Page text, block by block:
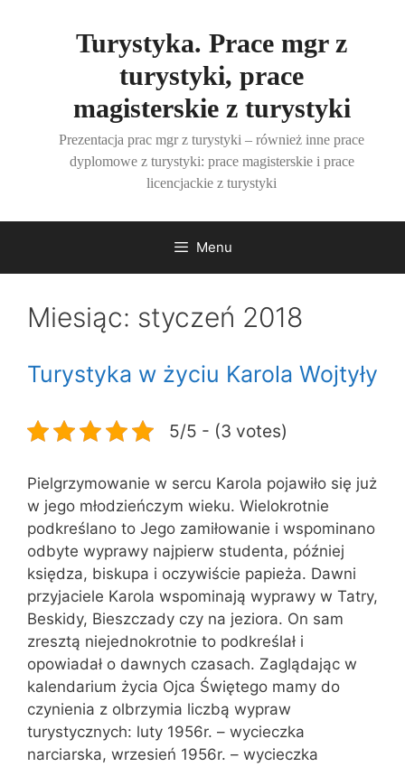
Turystyka. Prace mgr z
turystyki, prace
magisterskie z turystyki
Prezentacja prac mgr z turystyki – również inne prace
dyplomowe z turystyki: prace magisterskie i prace
licencjackie z turystyki
Menu
Miesiąc: styczeń 2018
Turystyka w życiu Karola Wojtyły
5/5 - (3 votes)
Pielgrzymowanie w sercu Karola pojawiło się już
w jego młodzieńczym wieku. Wielokrotnie
podkreślano to Jego zamiłowanie i wspominano
odbyte wyprawy najpierw studenta, później
księdza, biskupa i oczywiście papieża. Dawni
przyjaciele Karola wspominają wyprawy w Tatry,
Beskidy, Bieszczady czy na jeziora. On sam
zresztą niejednokrotnie to podkreślał i
opowiadał o dawnych czasach. Zaglądając w
kalendarium życia Ojca Świętego mamy do
czynienia z olbrzymia liczbą wypraw
turystycznych: luty 1956r. – wycieczka
narciarska, wrzesień 1956r. – wycieczka